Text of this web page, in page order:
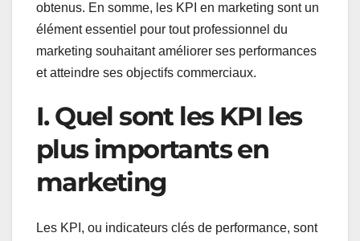
obtenus. En somme, les KPI en marketing sont un
élément essentiel pour tout professionnel du
marketing souhaitant améliorer ses performances
et atteindre ses objectifs commerciaux.
I. Quel sont les KPI les
plus importants en
marketing
Les KPI, ou indicateurs clés de performance, sont